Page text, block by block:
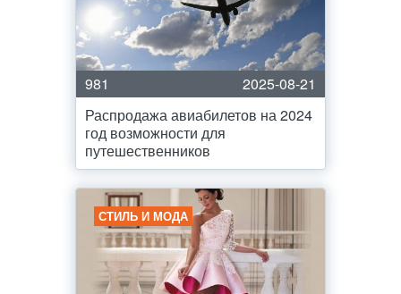
981
2025-08-21
Распродажа авиабилетов на 2024
год возможности для
путешественников
СТИЛЬ И МОДА